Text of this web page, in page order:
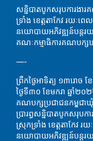
សន្និបាតបូកសរុបការងា
ទ្រាំង ខេត្តតាកែវ រយ
នយោបាយអភិវឌ្ឍន៍បន្ត
គណៈកម្មាធិការគណបក្ស
—-
ព្រឹកថ្ងៃអាទិត្យ ១៣រោច
ថ្ងៃទី៣០ ខែមករា ឆ្នាំ២
គណបក្សប្រជាជនកម្ពុជាឃុំ
ប្រារព្ធសន្និបាតបូកសរុប
ស្រុកទ្រាំង ខេត្តតាកែវ
នយោបាយអភិវឌ្ឍន៍បន្ត